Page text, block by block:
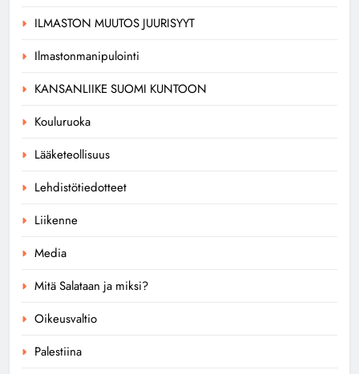
ILMASTON MUUTOS JUURISYYT
Ilmastonmanipulointi
KANSANLIIKE SUOMI KUNTOON
Kouluruoka
Lääketeollisuus
Lehdistötiedotteet
Liikenne
Media
Mitä Salataan ja miksi?
Oikeusvaltio
Palestiina